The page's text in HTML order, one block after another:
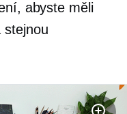
abyste měli
stejnou